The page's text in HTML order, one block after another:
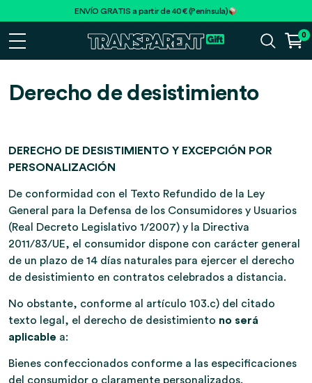
ENVÍO GRATIS a partir de 40€ (Península)
0
Derecho de desistimiento
DERECHO DE DESISTIMIENTO Y EXCEPCIÓN POR
PERSONALIZACIÓN
De conformidad con el Texto Refundido de la Ley
General para la Defensa de los Consumidores y Usuarios
(Real Decreto Legislativo 1/2007) y la Directiva
2011/83/UE, el consumidor dispone con carácter general
de un plazo de 14 días naturales para ejercer el derecho
de desistimiento en contratos celebrados a distancia.
No obstante, conforme al artículo 103.c) del citado
texto legal, el derecho de desistimiento no será
aplicable a:
Bienes confeccionados conforme a las especificaciones
del consumidor o claramente personalizados.